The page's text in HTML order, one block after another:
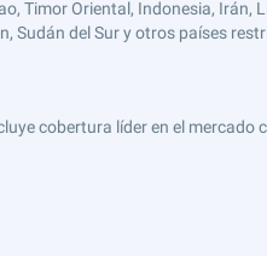
Timor Oriental, Indonesia, Irán,
Sudán del Sur y otros países
cobertura líder en el mercado